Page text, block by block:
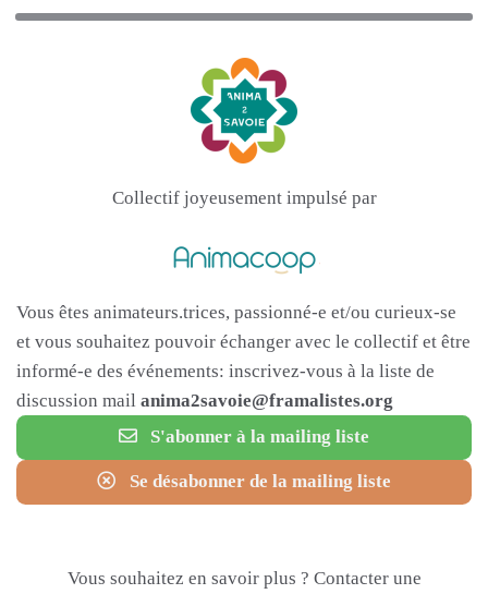
Collectif joyeusement impulsé par
Vous êtes animateurs.trices, passionné-e et/ou curieux-se
et vous souhaitez pouvoir échanger avec le collectif et être
informé-e des événements: inscrivez-vous à la liste de
discussion mail anima2savoie@framalistes.org
S'abonner à la mailing liste
Se désabonner de la mailing liste
Vous souhaitez en savoir plus ? Contacter une